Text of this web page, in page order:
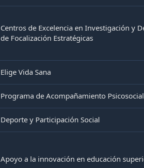
Centros de Excelencia en Investigación y
de Focalización Estratégicas
Elige Vida Sana
Programa de Acompañamiento
Deporte y Participación Social
Apoyo a la innovación en educación